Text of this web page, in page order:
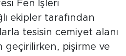
Fen İşleri
ekipler tarafından
tesisin cemiyet alanı
geçirilirken, pişirme ve